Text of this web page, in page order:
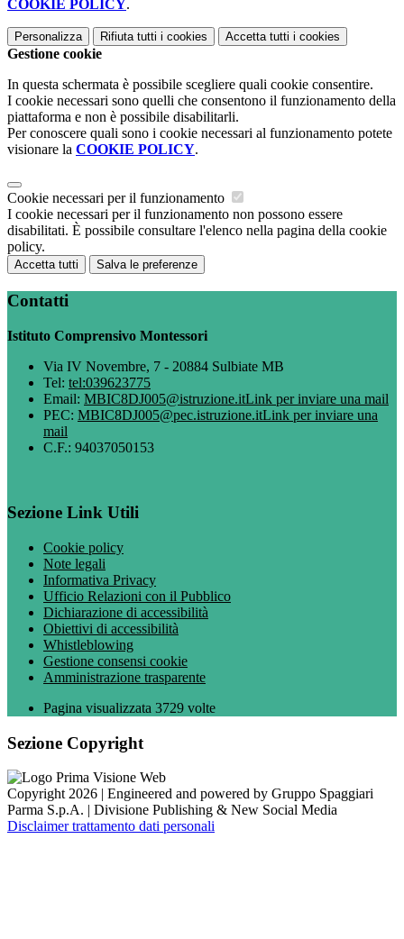
COOKIE POLICY.
Personalizza Rifiuta tutti i cookies Accetta tutti i cookies
Gestione cookie
In questa schermata è possibile scegliere quali cookie consentire.
I cookie necessari sono quelli che consentono il funzionamento della
piattaforma e non è possibile disabilitarli.
Per conoscere quali sono i cookie necessari al funzionamento potete
visionare la COOKIE POLICY.
Cookie necessari per il funzionamento
I cookie necessari per il funzionamento non possono essere
disabilitati. È possibile consultare l'elenco nella pagina della cookie
policy.
Accetta tutti Salva le preferenze
Contatti
Istituto Comprensivo Montessori
Via IV Novembre, 7 - 20884 Sulbiate MB
Tel: tel:039623775
Email: MBIC8DJ005@istruzione.itLink per inviare una mail
PEC: MBIC8DJ005@pec.istruzione.itLink per inviare una
mail
C.F.: 94037050153
Sezione Link Utili
Cookie policy
Note legali
Informativa Privacy
Ufficio Relazioni con il Pubblico
Dichiarazione di accessibilità
Obiettivi di accessibilità
Whistleblowing
Gestione consensi cookie
Amministrazione trasparente
Pagina visualizzata 3729 volte
Sezione Copyright
Copyright 2026 | Engineered and powered by Gruppo Spaggiari
Parma S.p.A. | Divisione Publishing & New Social Media
Disclaimer trattamento dati personali